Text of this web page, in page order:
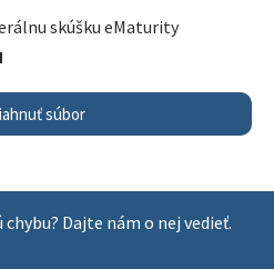
skúšku eMaturity
súbor
Dajte nám o nej vedieť.